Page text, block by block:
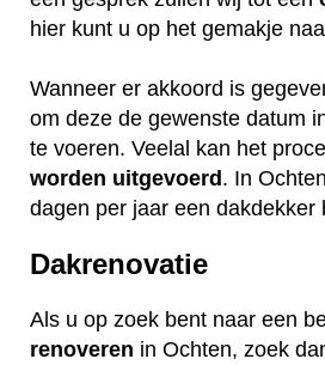
hier kunt u op het gemakje
Wanneer er akkoord is
om deze de gewenste datum
te voeren. Veelal kan het
worden uitgevoerd . In
dagen per jaar een dakdekker
Dakrenovatie
Als u op zoek bent naar een
renoveren in Ochten, zoek